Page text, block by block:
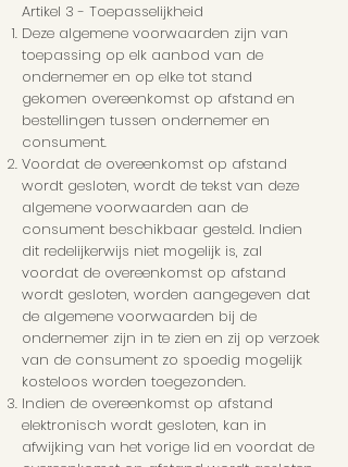
Artikel 3 - Toepasselijkheid
Deze algemene voorwaarden zijn van
toepassing op elk aanbod van de
ondernemer en op elke tot stand
gekomen overeenkomst op afstand en
bestellingen tussen ondernemer en
consument.
Voordat de overeenkomst op afstand
wordt gesloten, wordt de tekst van deze
algemene voorwaarden aan de
consument beschikbaar gesteld. Indien
dit redelijkerwijs niet mogelijk is, zal
voordat de overeenkomst op afstand
wordt gesloten, worden aangegeven dat
de algemene voorwaarden bij de
ondernemer zijn in te zien en zij op verzoek
van de consument zo spoedig mogelijk
kosteloos worden toegezonden.
Indien de overeenkomst op afstand
elektronisch wordt gesloten, kan in
afwijking van het vorige lid en voordat de